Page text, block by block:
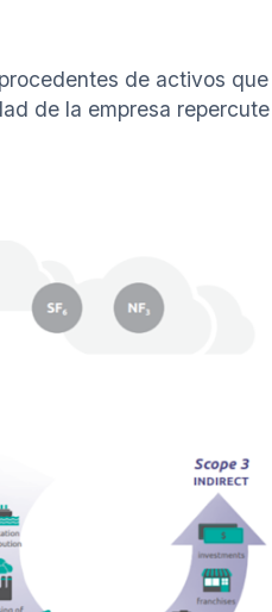
de activos
de la empresa